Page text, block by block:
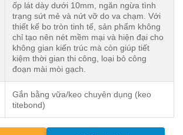
ốp lát dày dưới 10mm, ngăn ngừa tình
trạng sứt mẻ và nứt vỡ do va chạm. Với
thiết kế bo tròn tinh tế, sản phẩm không
chỉ tạo nên nét mềm mại và hiện đại cho
không gian kiến trúc mà còn giúp tiết
kiệm thời gian thi công, loại bỏ công
đoạn mài mòi gạch.
Gắn bằng vữa/keo chuyên dụng (keo
titebond)